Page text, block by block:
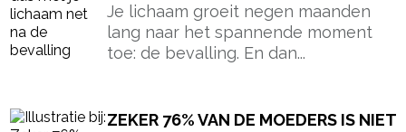
Je lichaam groeit negen maanden
lang naar het spannende moment
toe: de bevalling. En dan...
ZEKER 76% VAN DE MOEDERS IS NIET